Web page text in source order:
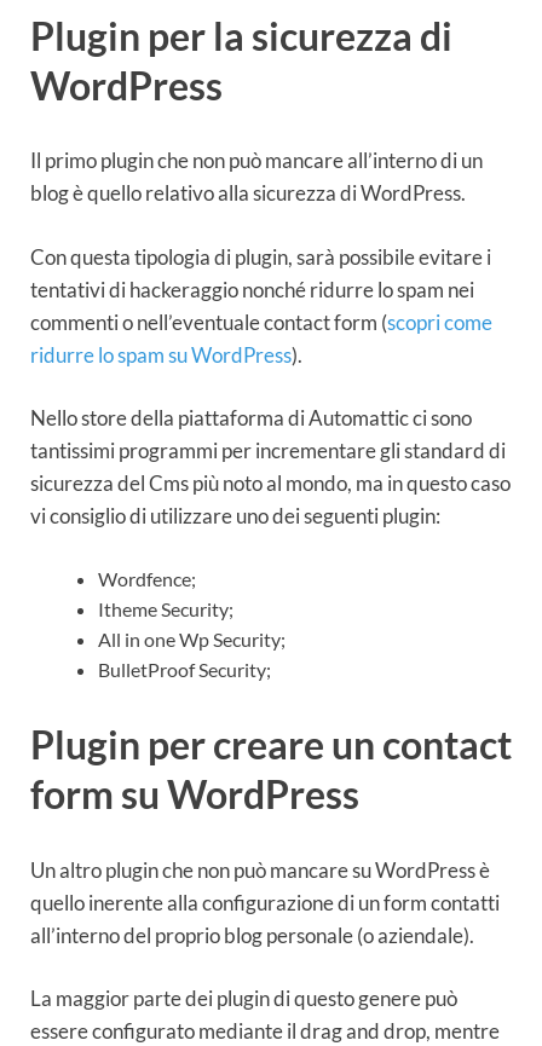
Plugin per la sicurezza di
WordPress
Il primo plugin che non può mancare all’interno di un
blog è quello relativo alla sicurezza di WordPress.
Con questa tipologia di plugin, sarà possibile evitare i
tentativi di hackeraggio nonché ridurre lo spam nei
commenti o nell’eventuale contact form (scopri come
ridurre lo spam su WordPress).
Nello store della piattaforma di Automattic ci sono
tantissimi programmi per incrementare gli standard di
sicurezza del Cms più noto al mondo, ma in questo caso
vi consiglio di utilizzare uno dei seguenti plugin:
Wordfence;
Itheme Security;
All in one Wp Security;
BulletProof Security;
Plugin per creare un contact
form su WordPress
Un altro plugin che non può mancare su WordPress è
quello inerente alla configurazione di un form contatti
all’interno del proprio blog personale (o aziendale).
La maggior parte dei plugin di questo genere può
essere configurato mediante il drag and drop, mentre